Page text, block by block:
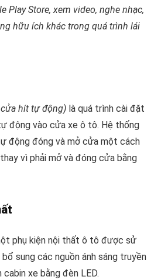
Play Store, xem video, nghe nhạc,
hữu ích khác trong quá trình lái
hít tự động) là quá trình cài đặt
động vào cửa xe ô tô. Hệ thống
động đóng và mở cửa một cách
vì phải mở và đóng cửa bằng
phụ kiện nội thất ô tô được sử
sung các nguồn ánh sáng truyền
xe bằng đèn LED.